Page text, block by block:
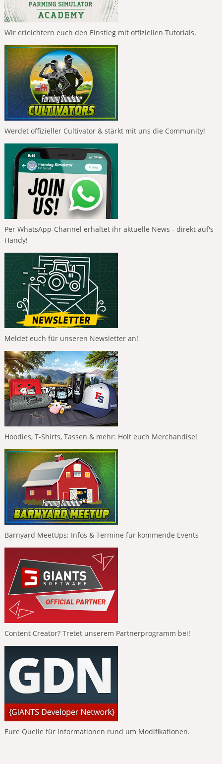
Wir erleichtern euch den Einstieg mit offiziellen Tutorials.
Werdet offizieller Cultivator & stärkt mit uns die Community!
Per WhatsApp-Channel erhaltet ihr aktuelle News - direkt auf's
Handy!
Meldet euch für unseren Newsletter an!
Hoodies, T-Shirts, Tassen & mehr: Holt euch Merchandise!
Barnyard MeetUps: Infos & Termine für kommende Events
Content Creator? Tretet unserem Partnerprogramm bei!
Eure Quelle für Informationen rund um Modifikationen.